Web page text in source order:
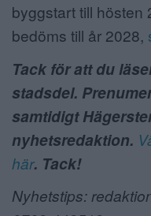
byggstart till hösten
bedöms till år 2028,
Tack för att du
stadsdel.
samtidigt
nyhetsredaktion.
här. Tack!
Nyhetstips: